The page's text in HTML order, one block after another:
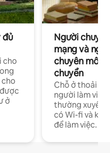
đủ
cho
cho
ở
Người
mạng và
chuyên môn
chuyển
Chỗ ở thoải
người làm việc
thường xuyên
có Wi-fi và
để làm việc.